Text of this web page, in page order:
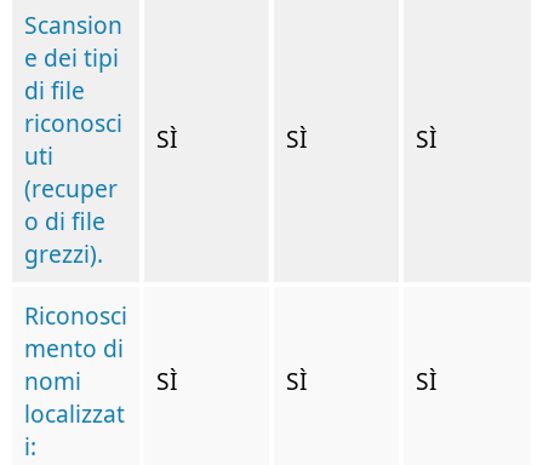
Scansion
e dei tipi
di file
riconosci
uti
(recuper
o di file
grezzi).
SÌ SÌ SÌ
Riconosci
mento di
nomi
localizzat
i:
SÌ SÌ SÌ